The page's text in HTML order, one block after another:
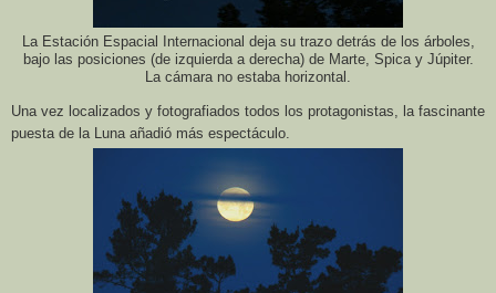
La Estación Espacial Internacional deja su trazo detrás de los árboles,
bajo las posiciones (de izquierda a derecha) de Marte, Spica y Júpiter.
La cámara no estaba horizontal.
Una vez localizados y fotografiados todos los protagonistas, la fascinante
puesta de la Lunaañadió más espectáculo.